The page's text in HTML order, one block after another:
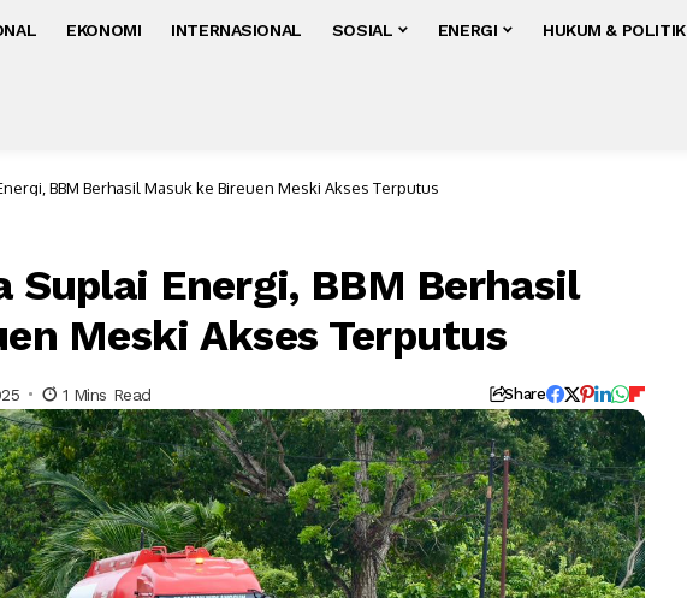
EKONOMI INTERNASIONAL SOSIAL ENERGI HUKUM & POLITIK
BBM Berhasil Masuk ke Bireuen Meski Akses Terputus
Suplai Energi, BBM Berhasil
Meski Akses Terputus
1 Mins Read Share